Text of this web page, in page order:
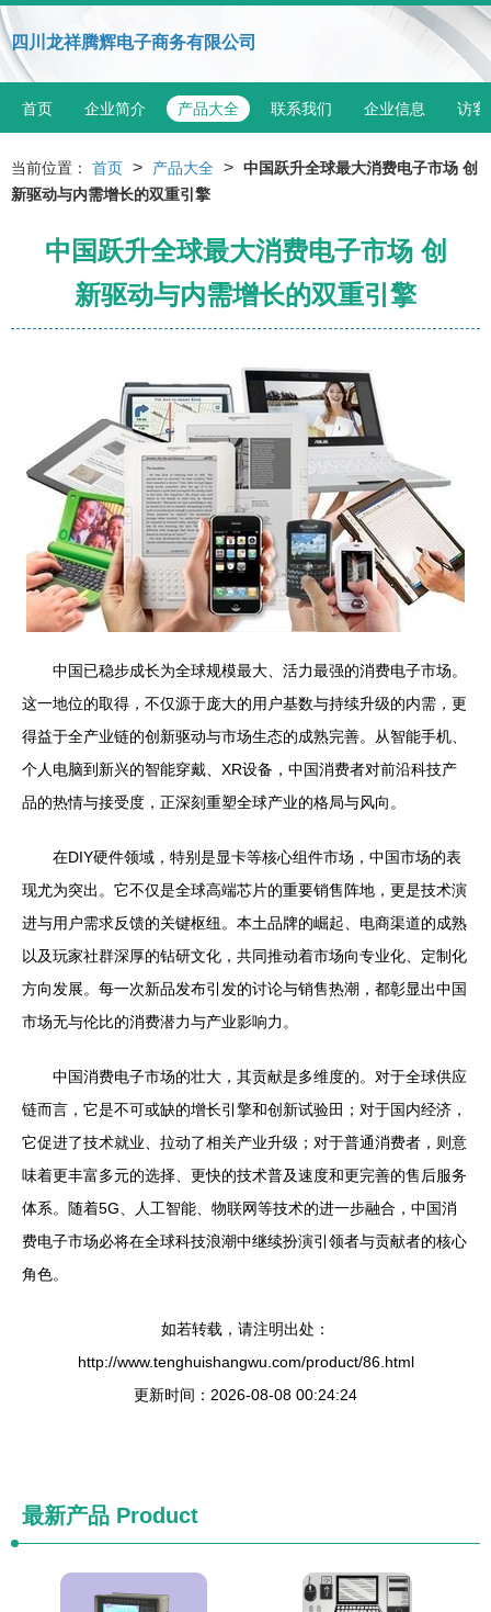
四川龙祥腾辉电子商务有限公司
首页 企业简介 产品大全 联系我们 企业信息 访客
当前位置： 首页 > 产品大全 > 中国跃升全球最大消费电子市场 创
新驱动与内需增长的双重引擎
中国跃升全球最大消费电子市场 创
新驱动与内需增长的双重引擎
中国已稳步成长为全球规模最大、活力最强的消费电子市场。
这一地位的取得，不仅源于庞大的用户基数与持续升级的内需，更
得益于全产业链的创新驱动与市场生态的成熟完善。从智能手机、
个人电脑到新兴的智能穿戴、XR设备，中国消费者对前沿科技产
品的热情与接受度，正深刻重塑全球产业的格局与风向。
在DIY硬件领域，特别是显卡等核心组件市场，中国市场的表
现尤为突出。它不仅是全球高端芯片的重要销售阵地，更是技术演
进与用户需求反馈的关键枢纽。本土品牌的崛起、电商渠道的成熟
以及玩家社群深厚的钻研文化，共同推动着市场向专业化、定制化
方向发展。每一次新品发布引发的讨论与销售热潮，都彰显出中国
市场无与伦比的消费潜力与产业影响力。
中国消费电子市场的壮大，其贡献是多维度的。对于全球供应
链而言，它是不可或缺的增长引擎和创新试验田；对于国内经济，
它促进了技术就业、拉动了相关产业升级；对于普通消费者，则意
味着更丰富多元的选择、更快的技术普及速度和更完善的售后服务
体系。随着5G、人工智能、物联网等技术的进一步融合，中国消
费电子市场必将在全球科技浪潮中继续扮演引领者与贡献者的核心
角色。
如若转载，请注明出处：
http://www.tenghuishangwu.com/product/86.html
更新时间：2026-08-08 00:24:24
最新产品 Product